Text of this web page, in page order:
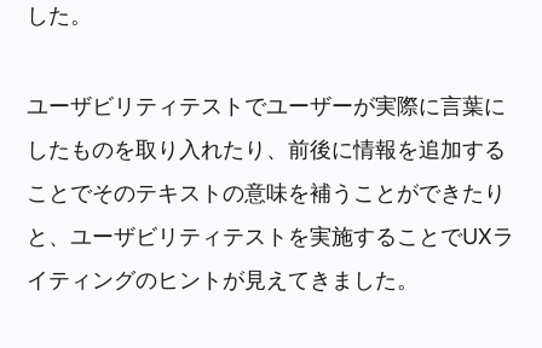
した。
ユーザビリティテストでユーザーが実際に言葉に
したものを取り入れたり、前後に情報を追加する
ことでそのテキストの意味を補うことができたり
と、ユーザビリティテストを実施することでUXラ
イティングのヒントが見えてきました。